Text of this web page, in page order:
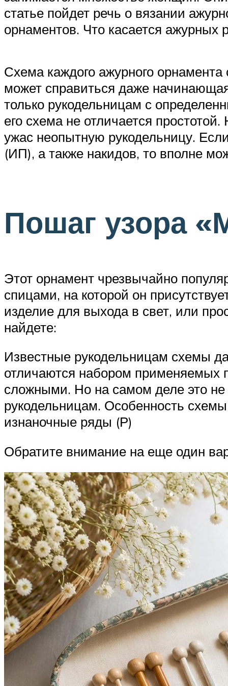
статье пойдет речь о вязании
орнаментов. Что касается ажурных
Схема каждого ажурного
может справиться даже
только рукодельницам с
его схема не отличается
ужас неопытную рукодельницу.
(ИП), а также накидов, то вполне
Пошаг узора
Этот орнамент чрезвычайно
спицами, на которой он
изделие для выхода в свет, или
найдете:
Известные рукодельницам схемы
отличаются набором применяемых
сложными. Но на самом деле это
рукодельницам. Особенность
изнаночные ряды (Р)
Обратите внимание на еще один